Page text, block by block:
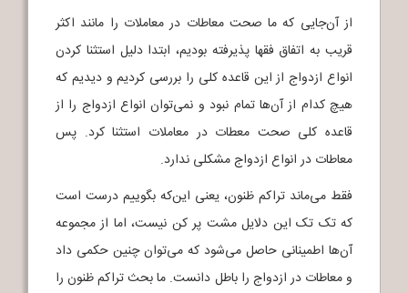
از آن‌جایی که ما صحت معاطات در معاملات را مانند اکثر
قریب به اتفاق فقها پذیرفته بودیم، ابتدا دلیل استثنا کردن
انواع ازدواج از این قاعده کلی را بررسی کردیم و دیدیم که
هیچ کدام از آن‌ها تمام نبود و نمی‌توان انواع ازدواج را از
قاعده کلی صحت معطات در معاملات استثنا کرد. پس
معاطات در انواع ازدواج مشکلی ندارد.
فقط می‌ماند تراکم ظنون، یعنی این‌که بگوییم درست است
که تک تک این دلایل مشت پر کن نیست، اما از مجموعه
آن‌ها اطمینانی حاصل می‌شود که می‌توان چنین حکمی داد
و معاطات در ازدواج را باطل دانست. ما بحث تراکم ظنون را